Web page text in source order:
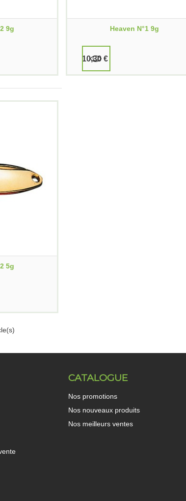
9g Heaven N°1 9g
10,30 €
5g
CATALOGUE
Nos promotions
Nos nouveaux produits
Nos meilleurs ventes